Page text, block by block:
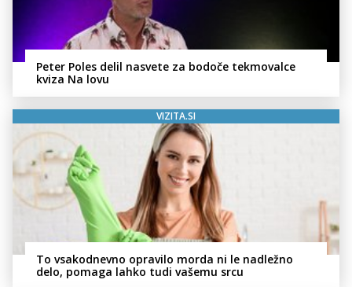
Peter Poles delil nasvete za bodoče tekmovalce
kviza Na lovu
VIZITA.SI
To vsakodnevno opravilo morda ni le nadležno
delo, pomaga lahko tudi vašemu srcu